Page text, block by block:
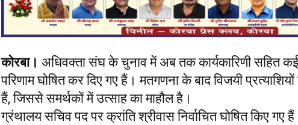
कोरबा। अधिवक्ता संघ के चुनाव में अब तक कार्यकारिणी सहित कई
परिणाम घोषित कर दिए गए हैं। मतगणना के बाद विजयी
हैं, जिससे समर्थकों में उत्साह का माहौल है।
ग्रंथालय सचिव पद पर क्रांति श्रीवास निर्वाचित घोषित किए गए